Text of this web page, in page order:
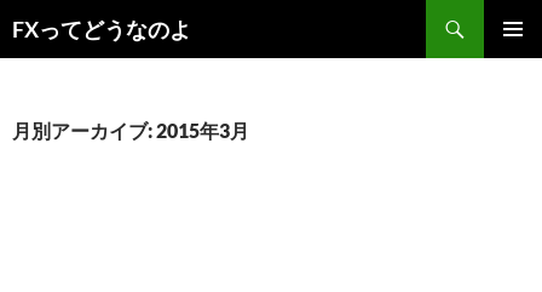
ン
ツ
FXってどうなのよ
索
月別アーカイブ: 2015年3月